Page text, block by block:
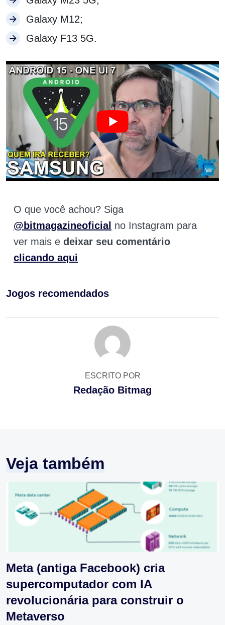
Galaxy M12;
Galaxy F13 5G.
O que você achou? Siga
@bitmagazineoficial no Instagram para
ver mais e deixar seu comentário
clicando aqui
Jogos recomendados
ESCRITO POR
Redação Bitmag
Veja também
Meta (antiga Facebook) cria
supercomputador com IA
revolucionária para construir o
Metaverso